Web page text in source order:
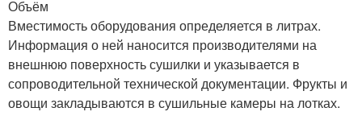
Объём
Вместимость оборудования определяется в литрах.
Информация о ней наносится производителями на
внешнюю поверхность сушилки и указывается в
сопроводительной технической документации. Фрукты и
овощи закладываются в сушильные камеры на лотках.